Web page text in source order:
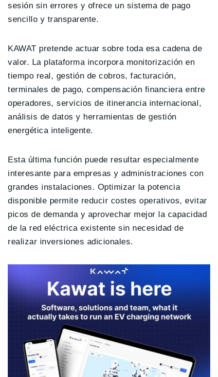
sesión sin errores y ofrece un sistema de pago
sencillo y transparente.
KAWAT pretende actuar sobre toda esa cadena de
valor. La plataforma incorpora monitorización en
tiempo real, gestión de cobros, facturación,
terminales de pago, compensación financiera entre
operadores, servicios de itinerancia internacional,
análisis de datos y herramientas de gestión
energética inteligente.
Esta última función puede resultar especialmente
interesante para empresas y administraciones con
grandes instalaciones. Optimizar la potencia
disponible permite reducir costes operativos, evitar
picos de demanda y aprovechar mejor la capacidad
de la red eléctrica existente sin necesidad de
realizar inversiones adicionales.